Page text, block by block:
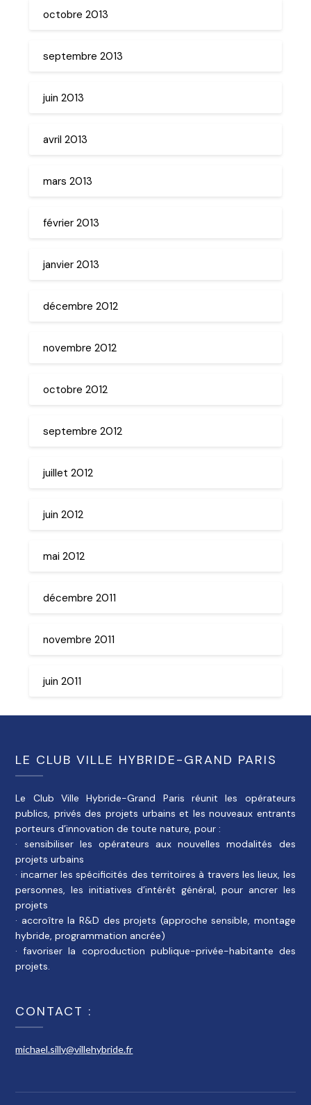
octobre 2013
septembre 2013
juin 2013
avril 2013
mars 2013
février 2013
janvier 2013
décembre 2012
novembre 2012
octobre 2012
septembre 2012
juillet 2012
juin 2012
mai 2012
décembre 2011
novembre 2011
juin 2011
LE CLUB VILLE HYBRIDE-GRAND PARIS
Le Club Ville Hybride-Grand Paris réunit les opérateurs
publics, privés des projets urbains et les nouveaux entrants
porteurs d’innovation de toute nature, pour :
· sensibiliser les opérateurs aux nouvelles modalités des
projets urbains
· incarner les spécificités des territoires à travers les lieux, les
personnes, les initiatives d’intérêt général, pour ancrer les
projets
· accroître la R&D des projets (approche sensible, montage
hybride, programmation ancrée)
· favoriser la coproduction publique-privée-habitante des
projets.
CONTACT :
michael.silly@villehybride.fr